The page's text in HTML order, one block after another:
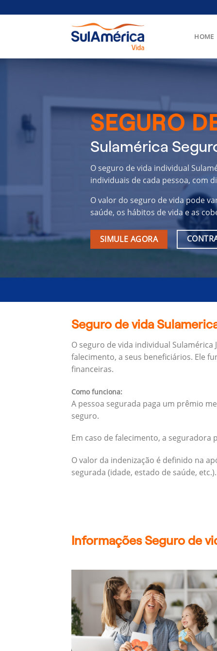
to
HOME
SEGURO
Sulamérica
O seguro de vida individual
individuais de cada pessoa, com
O valor do seguro de vida pode
saúde, os hábitos de vida e as
SIMULE AGORA
Seguro de vida
O seguro de vida individual
falecimento, a seus beneficiários. Ele
financeiras.
Como funciona:
A pessoa segurada paga um prêmio
seguro.
Em caso de falecimento, a seguradora
O valor da indenização é definido na
segurada (idade, estado de saúde, etc.).
Informações Seguro de